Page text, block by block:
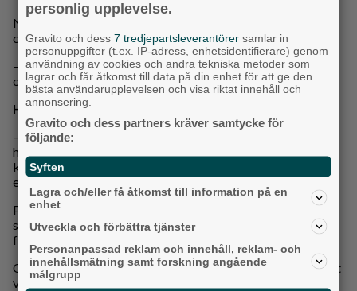
När Lokalpressen får en pratstund med pristagarna efter
ceremonin är leendena breda.
– Det känns väldigt roligt. Att hårt arbete faktiskt lönar sig
och att man får ett kvitto på det, säger Asal.
Hur fick ni reda på att ni skulle få priset?
– Det var Niklas ”Knicken” Andersson som skrev till mig att
han hade nominerat mig och att jag hade fått priset. Det
känns jättekul att få vara med om något sådant här. Man får
en väldigt bra känsla i kroppen, säger Olle Ledén.
Pristagarna får 3 000 kronor var för sina insatser, samtidigt
som ytterligare 2 000 kronor går till deras föreningar. I Asals
fall får hon själv bestämma vart pengarna ska gå.
Och vad ska de göra med prispengarna? För båda blir det ett
välkommet tillskott till resekassan.
personlig upplevelse.
Gravito och dess7 tredjepartsleverantörer samlar in
personuppgifter (t.ex. IP-adress, enhetsidentifierare) genom
användning av cookies och andra tekniska metoder som
lagrar och får åtkomst till data på din enhet för att ge den
bästa användarupplevelsen och visa riktat innehåll och
annonsering.
Gravito och dess partners kräver samtycke för
följande:
Syften
Lagra och/eller få åtkomst till information på en
enhet
Utveckla och förbättra tjänster
Personanpassad reklam och innehåll, reklam- och
innehållsmätning samt forskning angående
målgrupp